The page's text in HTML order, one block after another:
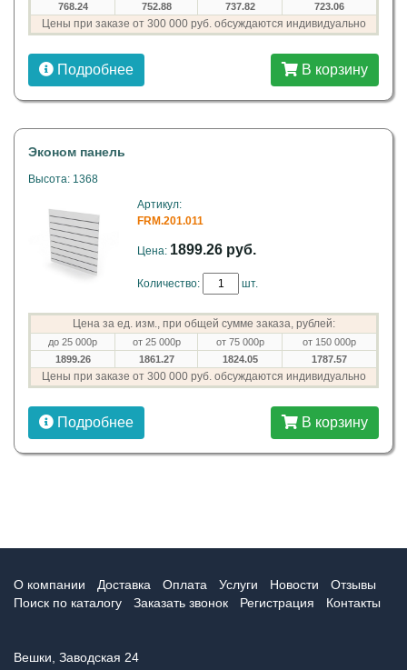
768.24
752.88 737.82 723.06
Цены при заказе от 300 000 руб. обсуждаются индивидуально
Подробнее В корзину
Эконом панель
Высота: 1368
Артикул:
FRM.201.011
Цена: 1899.26 руб.
Количество: шт.
Цена за ед. изм., при общей сумме заказа, рублей:
до 25 000р от 25 000р от 75 000р
от 150 000р
1899.26
1861.27 1824.05 1787.57
Цены при заказе от 300 000 руб. обсуждаются индивидуально
Подробнее В корзину
О компании Доставка Оплата Услуги Новости
Отзывы
Поиск по каталогу
Заказать звонок Регистрация Контакты
Вешки, Заводская 24